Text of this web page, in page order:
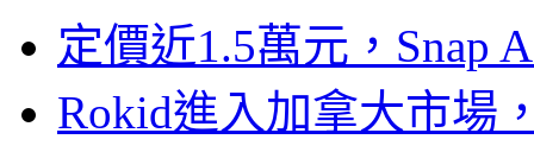
定價近1.5萬元，Snap
Rokid進入加拿大市場